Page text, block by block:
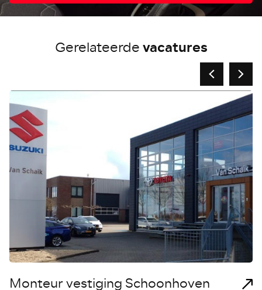
Gerelateerdevacatures
Monteur vestiging Schoonhoven